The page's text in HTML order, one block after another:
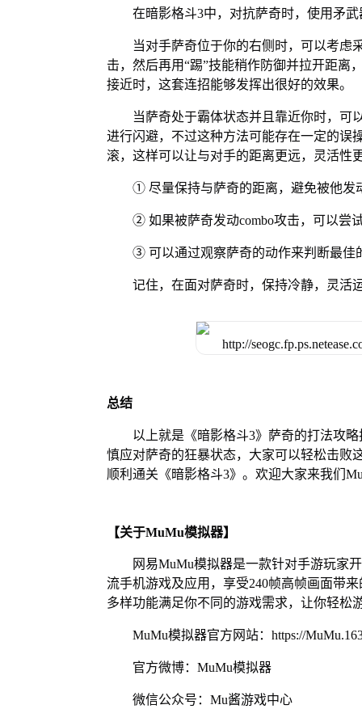
在暗影格斗3中，对抗萨奇时，使用矛
当对手萨奇位于你的右侧时，可以考虑
击，然后再用“踢”技能稍作防御并拉开距
接近时，这套连招能够发挥出很好的效果。
当萨奇处于霸体状态并且靠近你时，可
进行闪避，不过这种方法可能存在一定的误
滚，这样可以让与对手的距离更远，灵活性
① 尽量保持与萨奇的距离，避免被他发
② 如果被萨奇发动combo攻击，可以尝
③ 可以通过观察萨奇的动作来判断最佳
记住，在面对萨奇时，保持冷静，灵活
总结
以上就是《暗影格斗3》萨奇的打法攻
慎应对萨奇的狂暴状态，大家可以轻松击败
顺利通关《暗影格斗3》。欢迎大家来我们
【关于MuMu模拟器】
网易MuMu模拟器是一款针对手游玩家
流手机游戏及应用，享受240帧高帧画面带
多样功能满足你不同的游戏需求，让你轻松
MuMu模拟器官方网站：https://
官方微博：MuMu模拟器
微信公众号：Mu酱游戏中心